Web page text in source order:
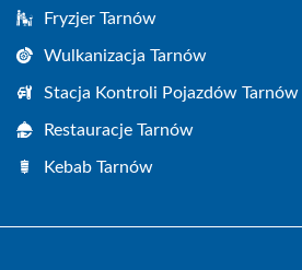
Fryzjer Tarnów
Wulkanizacja Tarnów
Stacja Kontroli Pojazdów Tarnów
Restauracje Tarnów
Kebab Tarnów